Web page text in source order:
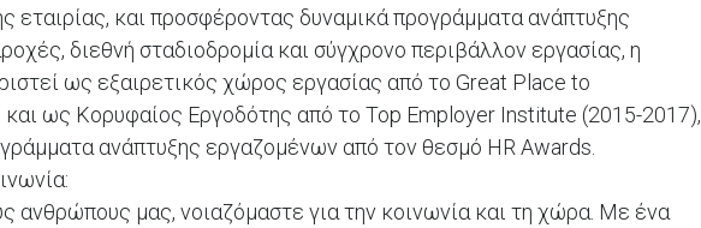
και προσφέροντας δυναμικά προγράμματα ανάπτυξης
διεθνή σταδιοδρομία και σύγχρονο περιβάλλον εργασίας, η
ως εξαιρετικός χώρος εργασίας από το Great Place to
ως Κορυφαίος Εργοδότης από το Top Employer Institute (2015-2017),
ανάπτυξης εργαζομένων από τον θεσμό HR Awards.
ανθρώπους μας, νοιαζόμαστε για την κοινωνία και τη χώρα. Με ένα